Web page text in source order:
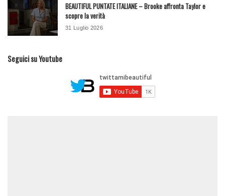
BEAUTIFUL PUNTATE ITALIANE – Brooke affronta Taylor e
scopre la verità
31 Luglio 2026
Seguici su Youtube